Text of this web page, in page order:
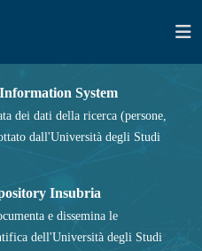
System
dei dati della ricerca (persone,
dall'Università degli Studi
Insubria
e dissemina le
dell'Università degli Studi